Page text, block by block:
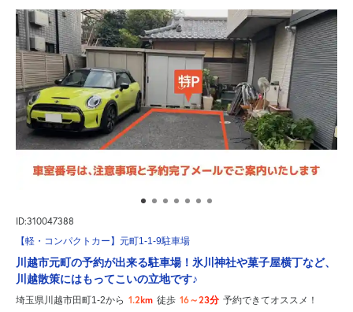
ID:310047388
【軽・コンパクトカー】元町1-1-9駐車場
川越市元町の予約が出来る駐車場！氷川神社や菓子屋横丁など、
川越散策にはもってこいの立地です♪
埼玉県川越市田町1-2から 1.2km 徒歩 16～23分 予約できてオススメ！